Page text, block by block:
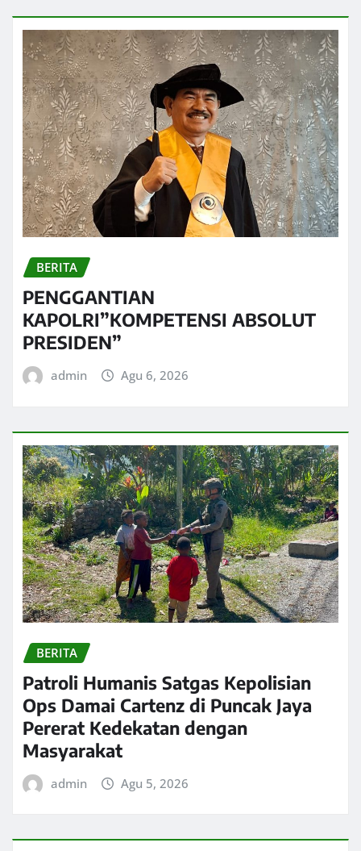
BERITA
PENGGANTIAN
KAPOLRI”KOMPETENSI ABSOLUT
PRESIDEN”
admin Agu 6, 2026
BERITA
Patroli Humanis Satgas Kepolisian
Ops Damai Cartenz di Puncak Jaya
Pererat Kedekatan dengan
Masyarakat
admin Agu 5, 2026